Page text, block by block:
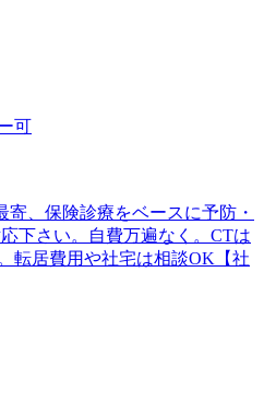
可
寄、保険診療をベースに予防・
下さい。自費万遍なく。CTは
転居費用や社宅は相談OK【社